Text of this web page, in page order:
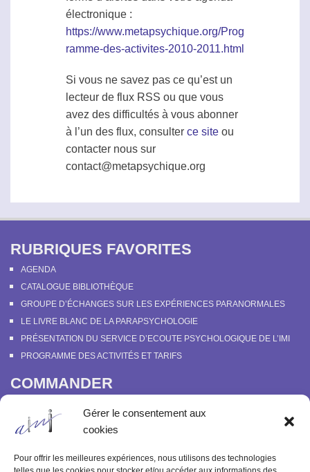
Gérer le consentement aux
cookies
Pour offrir les meilleures expériences, nous utilisons des technologies
électronique :
https://www.metapsychique.org/Prog
ramme-des-activites-2010-2011.html
Si vous ne savez pas ce qu’est un
lecteur de flux RSS ou que vous
avez des difficultés à vous abonner
à l’un des flux, consulter ce site ou
contacter nous sur
contact@metapsychique.org
RUBRIQUES FAVORITES
AGENDA
CATALOGUE BIBLIOTHÈQUE
GROUPE D’ÉCHANGES SUR LES EXPÉRIENCES PARANORMALES
LE LIVRE BLANC DE LA PARAPSYCHOLOGIE
PRÉSENTATION DU SERVICE D’ECOUTE PSYCHOLOGIQUE DE L’IMI
PROGRAMME DES ACTIVITÉS ET TARIFS
COMMANDER
SOUTENIR L’INSTITUT MÉTAPSYCHIQUE
COMMANDER OU FEUILLETER “LE BULLETIN MÉTAPSYCHIQUE” ET
“MÉTAPSYCHIQUE”